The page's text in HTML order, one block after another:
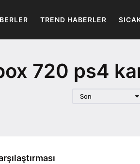
TREND HABERLER
720 ps4
Son